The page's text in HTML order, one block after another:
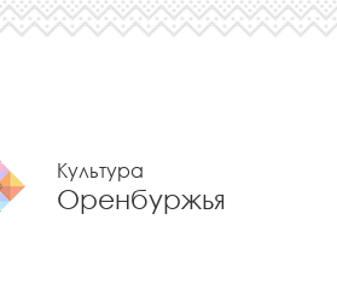
Культура
Оренбуржья